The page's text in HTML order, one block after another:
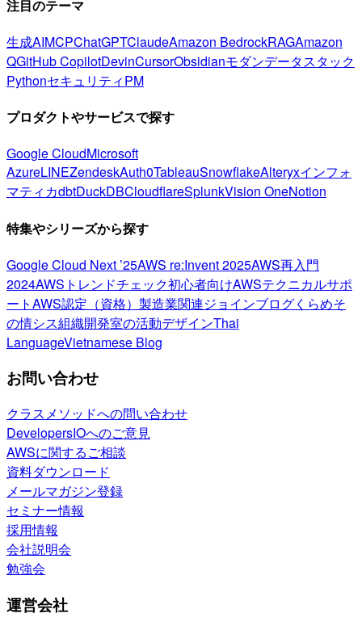
注目のテーマ
生成AIMCPChatGPTClaudeAmazon BedrockRAGAmazon
QGitHub CopilotDevinCursorObsidianモダンデータスタック
PythonセキュリティPM
プロダクトやサービスで探す
Google CloudMicrosoft
AzureLINEZendeskAuth0TableauSnowflakeAlteryxインフォ
マティカdbtDuckDBCloudflareSplunkVision OneNotion
特集やシリーズから探す
Google Cloud Next ’25AWS re:Invent 2025AWS再入門
2024AWSトレンドチェック初心者向けAWSテクニカルサポ
ートAWS認定（資格） 製造業関連ジョインブログくらめそ
の情シス組織開発室の活動デザインThai
LanguageVietnamese Blog
お問い合わせ
クラスメソッドへの問い合わせ
DevelopersIOへのご意見
AWSに関するご相談
資料ダウンロード
メールマガジン登録
セミナー情報
採用情報
会社説明会
勉強会
運営会社